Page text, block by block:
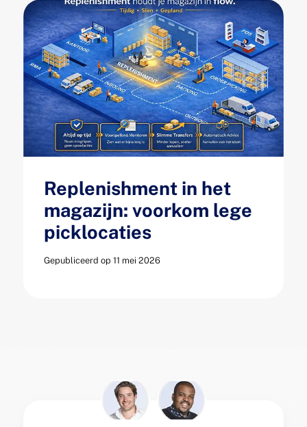
Replenishment in het
magazijn: voorkom lege
picklocaties
Gepubliceerd op 11 mei 2026